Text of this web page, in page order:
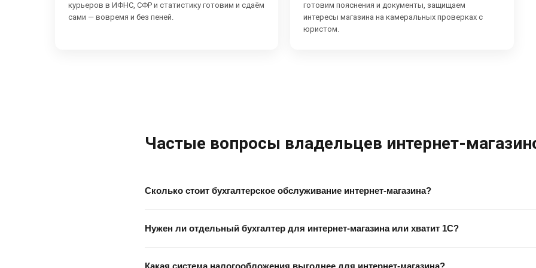
курьеров в ИФНС, СФР и статистику готовим и сдаём
сами — вовремя и без пеней.
готовим пояснения и документы, защищаем
интересы магазина на камеральных проверках с
юристом.
Частые вопросы владельцев интернет-
Сколько стоит бухгалтерское обслуживание интернет-магазина?
Нужен ли отдельный бухгалтер для интернет-магазина или хватит 1С?